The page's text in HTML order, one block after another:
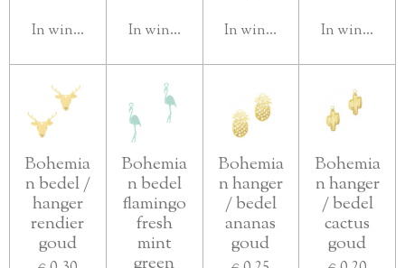
In winkelwagenIn winkelwagenIn winkelwagenIn
Bohemia
n bedel /
hanger
rendier
goud
Bohemia
n bedel
flamingo
fresh
mint
Bohemia
n hanger
/ bedel
ananas
goud
Bohemia
n hanger
/ bedel
cactus
goud